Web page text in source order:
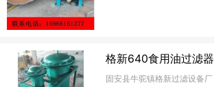
格新640食用油过滤器
固安县牛驼镇格新过滤设备厂